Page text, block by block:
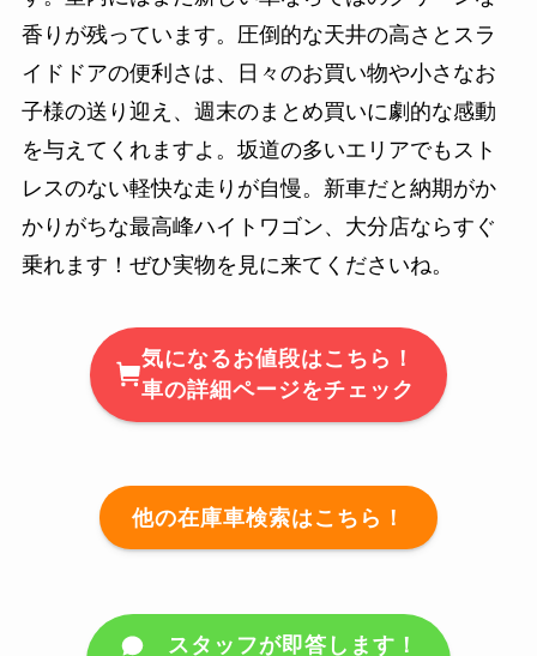
香りが残っています。圧倒的な天井の高さとスラ
イドドアの便利さは、日々のお買い物や小さなお
子様の送り迎え、週末のまとめ買いに劇的な感動
を与えてくれますよ。坂道の多いエリアでもスト
レスのない軽快な走りが自慢。新車だと納期がか
かりがちな最高峰ハイトワゴン、大分店ならすぐ
乗れます！ぜひ実物を見に来てくださいね。
気になるお値段はこちら！
車の詳細ページをチェック
他の在庫車検索はこちら！
スタッフが即答します！